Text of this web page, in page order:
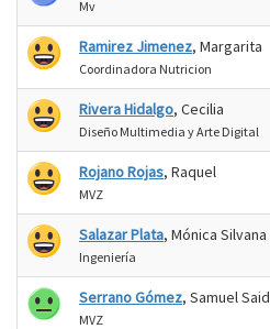
Mv
Ramirez Jimenez, Margarita
Coordinadora Nutricion
Rivera Hidalgo, Cecilia
Diseño Multimedia y Arte Digital
Rojano Rojas, Raquel
MVZ
Salazar Plata, Mónica Silvana
Ingeniería
Serrano Gómez, Samuel Said
MVZ